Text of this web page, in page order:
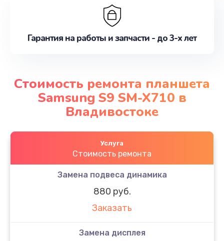
Гарантия на работы и запчасти - до 3-х лет
Стоимость ремонта планшета
Samsung S9 SM-X710 в
Владивостоке
Услуга
Стоимость ремонта
Замена подвеса динамика
880 руб.
Заказать
Замена дисплея